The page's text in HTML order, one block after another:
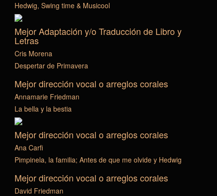
Hedwig, Swing time & Musicool
Mejor Adaptación y/o Traducción de Libro y
Letras
Cris Morena
Despertar de Primavera
Mejor dirección vocal o arreglos corales
Annamarie Friedman
La bella y la bestia
Mejor dirección vocal o arreglos corales
Ana Carfi
Pimpinela, la familia; Antes de que me olvide y Hedwig
Mejor dirección vocal o arreglos corales
David Friedman